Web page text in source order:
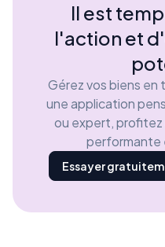
Il est
l'action et
Gérez vos biens
une application
ou expert,
performante
Essayer